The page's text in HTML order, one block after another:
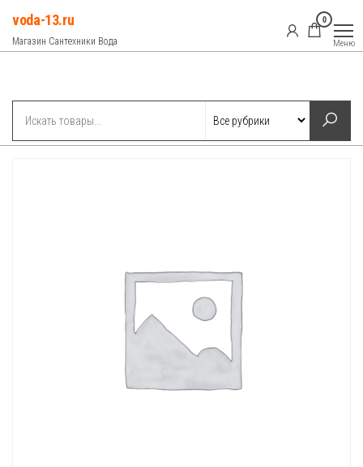
Перейти
содержимому
voda-13.ru
Магазин Сантехники Вода
0
Меню